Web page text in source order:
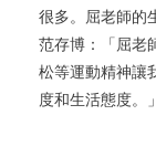
很多。屈老師的
范存博：「屈老
松等運動精神讓
度和生活態度。」